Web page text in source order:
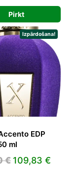
was:
39,00 €.24,81 €.
Pirkt
Izpārdošana!
EDP
ml
€ Original
109,83 €